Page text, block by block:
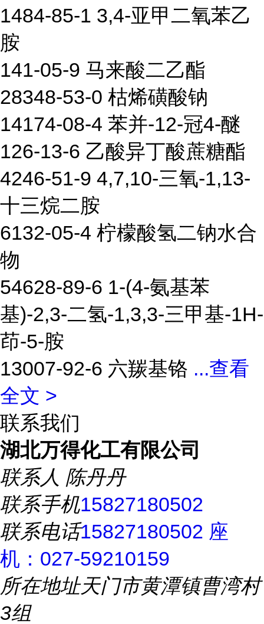
1484-85-1 3,4-亚甲二氧苯乙
胺
141-05-9 马来酸二乙酯
28348-53-0 枯烯磺酸钠
14174-08-4 苯并-12-冠4-醚
126-13-6 乙酸异丁酸蔗糖酯
4246-51-9 4,7,10-三氧-1,13-
十三烷二胺
6132-05-4 柠檬酸氢二钠水合
物
54628-89-6 1-(4-氨基苯
基)-2,3-二氢-1,3,3-三甲基-1H-
茚-5-胺
13007-92-6 六羰基铬 ...查看
全文 >
联系我们
湖北万得化工有限公司
联系人 陈丹丹
联系手机15827180502
联系电话15827180502 座
机：027-59210159
所在地址天门市黄潭镇曹湾村
3组